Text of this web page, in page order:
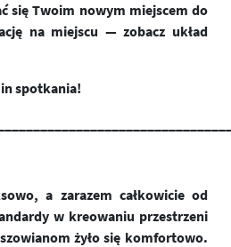
się Twoim nowym miejscem do
na miejscu — zobacz układ
spotkania!
a zarazem całkowicie od
w kreowaniu przestrzeni
żyło się komfortowo.